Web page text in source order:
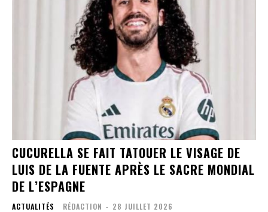
CUCURELLA SE FAIT TATOUER LE VISAGE DE
LUIS DE LA FUENTE APRÈS LE SACRE MONDIAL
DE L’ESPAGNE
ACTUALITÉS RÉDACTION - 28 JUILLET 2026